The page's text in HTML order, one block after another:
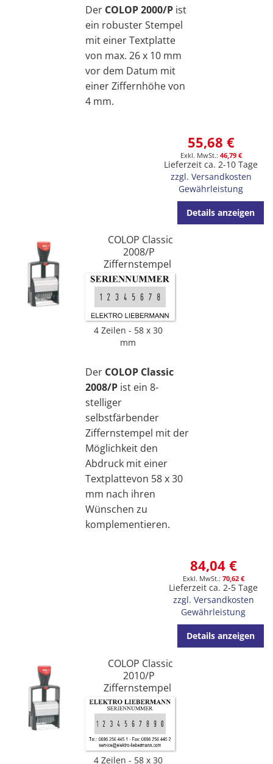
Der COLOP 2000/P ist
ein robuster Stempel
mit einer Textplatte
von max. 26 x 10 mm
vor dem Datum mit
einer Ziffernhöhe von
4 mm.
55,68 €
46,79 €
Lieferzeit ca. 2-10 Tage
zzgl. Versandkosten
Gewährleistung
Details anzeigen
COLOP Classic
2008/P
Ziffernstempel
4 Zeilen
58 x 30
mm
Der COLOP Classic
2008/P ist ein 8-
stelliger
selbstfärbender
Ziffernstempel mit der
Möglichkeit den
Abdruck mit einer
Textplattevon 58 x 30
mm nach ihren
Wünschen zu
komplementieren.
84,04 €
70,62 €
Lieferzeit ca. 2-5 Tage
zzgl. Versandkosten
Gewährleistung
Details anzeigen
COLOP Classic
2010/P
Ziffernstempel
4 Zeilen
58 x 30